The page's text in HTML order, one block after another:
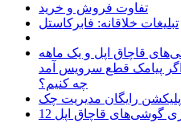
تفاوت فروش و خرید
تبلیغات خلاقانه: فابرکاستل
گوشی‌های قاچاق اپل و یک ماهه
اگر پیامک قطع سرویس‌ آمد
چه کنیم؟
اپلیکشن رایگان مدیریت چک
گوشی‌های قاچاق اپل